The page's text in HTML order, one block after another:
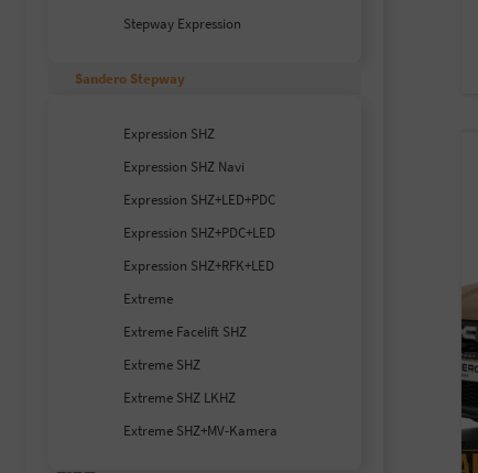
Stepway Expression
Sandero Stepway
Expression SHZ
Expression SHZ Navi
Expression SHZ+LED+PDC
Expression SHZ+PDC+LED
Expression SHZ+RFK+LED
Extreme
Extreme Facelift SHZ
Extreme SHZ
Extreme SHZ LKHZ
Extreme SHZ+MV-Kamera